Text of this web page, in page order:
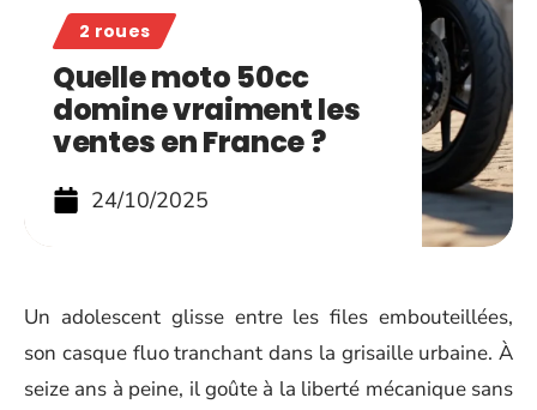
2 roues
Quelle moto 50cc
domine vraiment les
ventes en France ?
24/10/2025
Un adolescent glisse entre les files embouteillées,
son casque fluo tranchant dans la grisaille urbaine. À
seize ans à peine, il goûte à la liberté mécanique sans